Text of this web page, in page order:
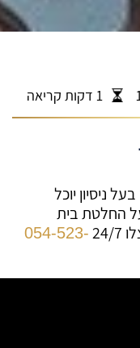
1 דקות קריאה
ניסיון יוכל
על החלטת בית
7
054-523-